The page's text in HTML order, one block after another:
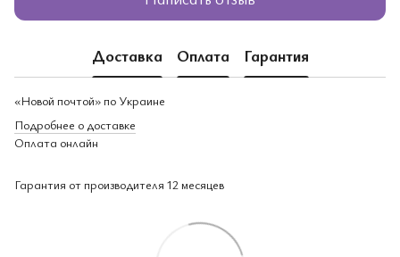
Доставка Оплата Гарантия
«Новой почтой» по Украине
Подробнее о доставке
Оплата онлайн
Гарантия от производителя 12 месяцев